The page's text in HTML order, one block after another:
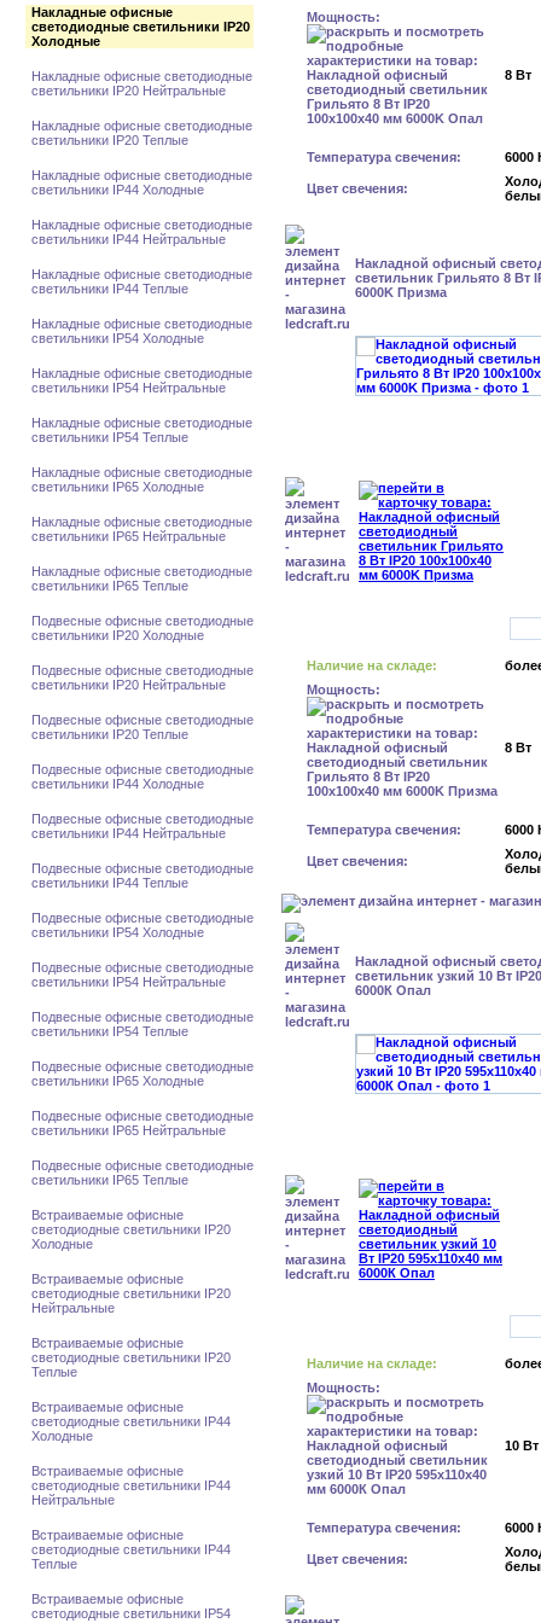
Накладные офисные
светодиодные светильники IP20
Холодные
Накладные офисные светодиодные
светильники IP20 Нейтральные
Накладные офисные светодиодные
светильники IP20 Теплые
Накладные офисные светодиодные
светильники IP44 Холодные
Накладные офисные светодиодные
светильники IP44 Нейтральные
Накладные офисные светодиодные
светильники IP44 Теплые
Накладные офисные светодиодные
светильники IP54 Холодные
Накладные офисные светодиодные
светильники IP54 Нейтральные
Накладные офисные светодиодные
светильники IP54 Теплые
Накладные офисные светодиодные
светильники IP65 Холодные
Накладные офисные светодиодные
светильники IP65 Нейтральные
Накладные офисные светодиодные
светильники IP65 Теплые
Подвесные офисные светодиодные
светильники IP20 Холодные
Подвесные офисные светодиодные
светильники IP20 Нейтральные
Подвесные офисные светодиодные
светильники IP20 Теплые
Подвесные офисные светодиодные
светильники IP44 Холодные
Подвесные офисные светодиодные
светильники IP44 Нейтральные
Подвесные офисные светодиодные
светильники IP44 Теплые
Подвесные офисные светодиодные
светильники IP54 Холодные
Подвесные офисные светодиодные
светильники IP54 Нейтральные
Подвесные офисные светодиодные
светильники IP54 Теплые
Подвесные офисные светодиодные
светильники IP65 Холодные
Подвесные офисные светодиодные
светильники IP65 Нейтральные
Подвесные офисные светодиодные
светильники IP65 Теплые
Встраиваемые офисные
светодиодные светильники IP20
Холодные
Встраиваемые офисные
светодиодные светильники IP20
Нейтральные
Встраиваемые офисные
светодиодные светильники IP20
Теплые
Встраиваемые офисные
светодиодные светильники IP44
Холодные
Встраиваемые офисные
светодиодные светильники IP44
Нейтральные
Встраиваемые офисные
светодиодные светильники IP44
Теплые
Встраиваемые офисные
светодиодные светильники IP54
Мощность:
8 Вт
Температура свечения: 6000
Цвет свечения:
Накладной офисный
светильник Грильято 8 Вт
6000K Призма
Наличие на складе:
Мощность:
8 Вт
Температура свечения: 6000
Цвет свечения:
Накладной офисный
светильник узкий 10 Вт
6000К Опал
Наличие на складе:
Мощность:
10 Вт
Температура свечения: 6000
Цвет свечения: